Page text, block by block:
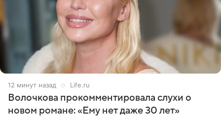
12 минут назад Life.ru
Волочкова прокомментировала слухи о
новом романе: «Ему нет даже 30 лет»